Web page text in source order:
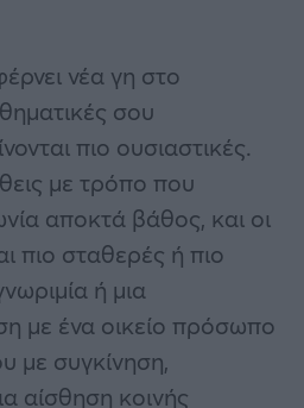
νέα γη στο
σου
πιο ουσιαστικές.
με τρόπο που
αποκτά βάθος, και οι
πιο σταθερές ή πιο
ή μια
με ένα οικείο πρόσωπο
με συγκίνηση,
αίσθηση κοινής